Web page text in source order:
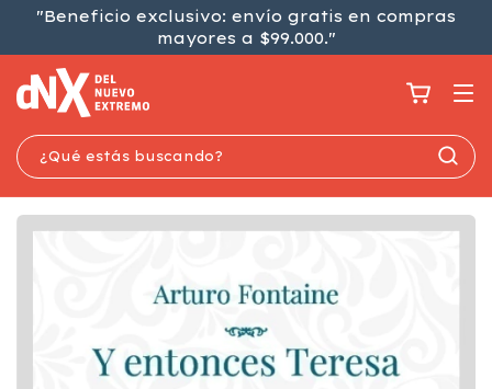
"Beneficio exclusivo: envío gratis en compras
mayores a $99.000."